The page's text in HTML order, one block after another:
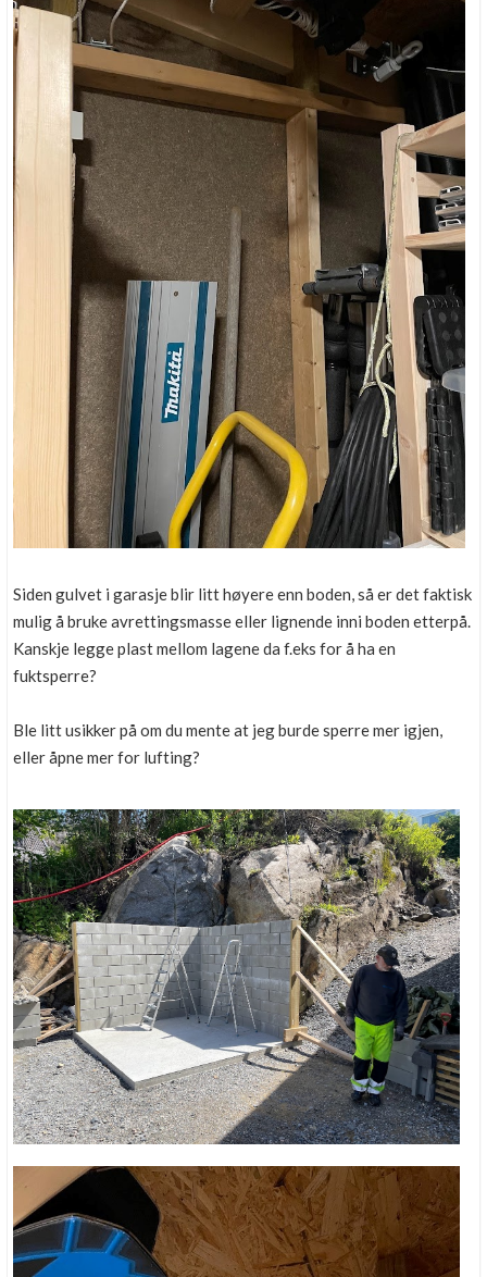
Siden gulvet i garasje blir litt høyere enn boden, så er det faktisk
mulig å bruke avrettingsmasse eller lignende inni boden etterpå.
Kanskje legge plast mellom lagene da f.eks for å ha en
fuktsperre?
Ble litt usikker på om du mente at jeg burde sperre mer igjen,
eller åpne mer for lufting?